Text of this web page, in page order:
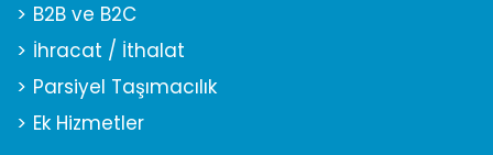
B2B ve B2C
İhracat / İthalat
Parsiyel Taşımacılık
Ek Hizmetler